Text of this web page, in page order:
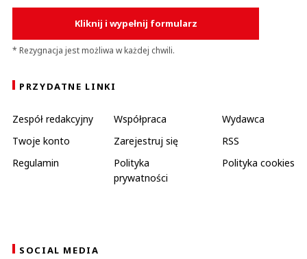
Kliknij i wypełnij formularz
* Rezygnacja jest możliwa w każdej chwili.
PRZYDATNE LINKI
Zespół redakcyjny Współpraca
Wydawca
Twoje konto
Zarejestruj się
RSS
Regulamin
Polityka
prywatności
Polityka cookies
SOCIAL MEDIA